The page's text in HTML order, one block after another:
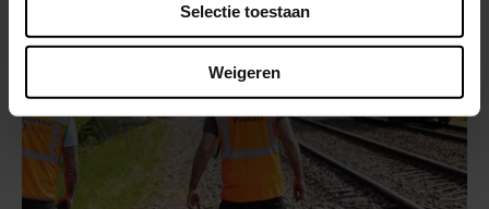
Selectie toestaan
Weigeren